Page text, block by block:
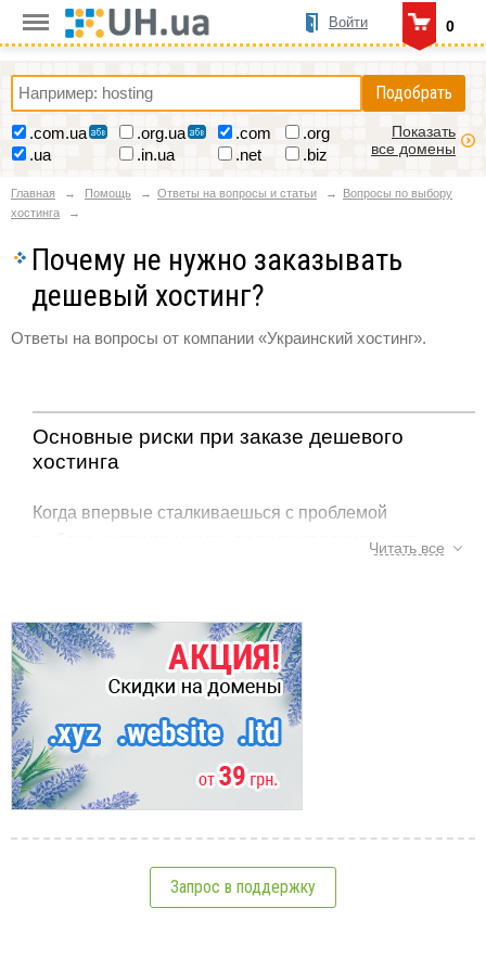
0
Войти
Подобрать
.com.ua .org.ua .com
.org
.ua
.in.ua .net .biz
Показать
все домены
Главная Помощь Ответы на вопросы и статьи
Вопросы по выбору
хостинга
Почему не нужно заказывать
дешевый хостинг?
Ответы на вопросы от компании «Украинский хостинг».
Основные риски при заказе дешевого
хостинга
Когда впервые сталкиваешься с проблемой
выбора хостинга многих подкупает возможность
во всех смыслах. Ведь ваш путь только
начинается и вы не готовы рисковать. А у
бесплатного варианта так много достоинств и
главным конечно же является его цена, вернее ее
отсутствие. Но такое мнение крайне обманчиво,
ведь рано или поздно вы столкнетесь с
проблемами.
Разместить на таком хостинге сайт крупной
компании просто смешно. Ведь сегодня он есть, а
завтра от него и след простыл. Основные
хостинг,безопасность,поддержка
См.также:
Вопросы по выбору хостинга
10 полезных советов при покупке первого хостинга
Читать все
Запрос в поддержку